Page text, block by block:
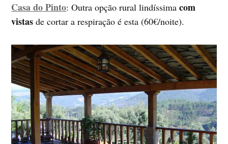
Casa do Pinto: Outra opção rural lindíssimacom
vistas de cortar a respiração é esta (60€/noite).